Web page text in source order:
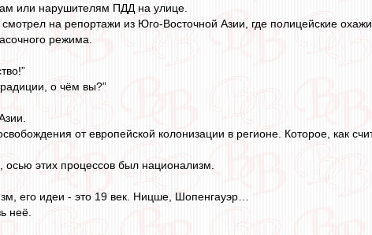
или нарушителям ПДД на улице.
на репортажи из Юго-Восточной Азии, где полицейские
режима.
о чём вы?”
от европейской колонизации в регионе. Которое, как
этих процессов был национализм.
его идеи - это 19 век. Ницше, Шопенгауэр…
неё.